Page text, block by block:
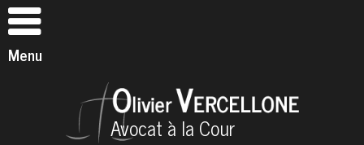
Menu
Avocat à la Cour